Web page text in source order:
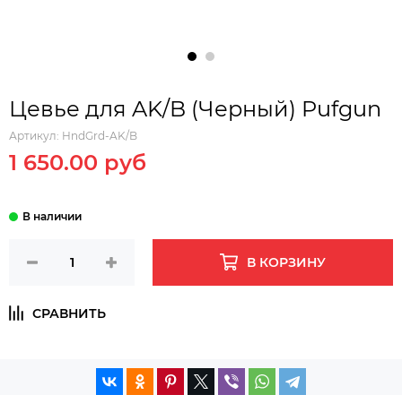
Цевье для AK/B (Черный) Pufgun
Артикул: HndGrd-AK/B
1 650.00 руб
В КОРЗИНУ